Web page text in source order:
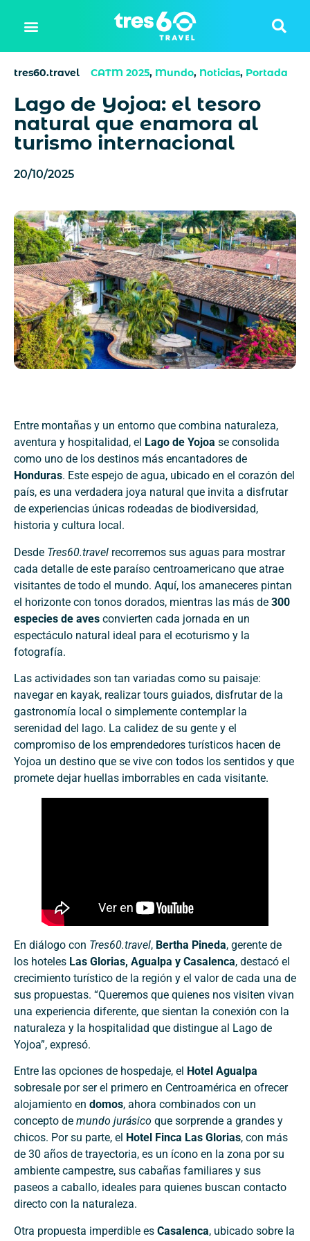
tres60.travel CATM 2025, Mundo, Noticias, Portada
Lago de Yojoa: el tesoro
natural que enamora al
turismo internacional
20/10/2025
Entre montañas y un entorno que combina naturaleza,
aventura y hospitalidad, el Lago de Yojoa se consolida
como uno de los destinos más encantadores de
Honduras. Este espejo de agua, ubicado en el corazón del
país, es una verdadera joya natural que invita a disfrutar
de experiencias únicas rodeadas de biodiversidad,
historia y cultura local.
Desde Tres60.travel recorremos sus aguas para mostrar
cada detalle de este paraíso centroamericano que atrae
visitantes de todo el mundo. Aquí, los amaneceres pintan
el horizonte con tonos dorados, mientras las más de 300
especies de aves convierten cada jornada en un
espectáculo natural ideal para el ecoturismo y la
fotografía.
Las actividades son tan variadas como su paisaje:
navegar en kayak, realizar tours guiados, disfrutar de la
gastronomía local o simplemente contemplar la
serenidad del lago. La calidez de su gente y el
compromiso de los emprendedores turísticos hacen de
Yojoa un destino que se vive con todos los sentidos y que
promete dejar huellas imborrables en cada visitante.
En diálogo con Tres60.travel, Bertha Pineda, gerente de
los hoteles Las Glorias, Agualpa y Casalenca, destacó el
crecimiento turístico de la región y el valor de cada una de
sus propuestas. “Queremos que quienes nos visiten vivan
una experiencia diferente, que sientan la conexión con la
naturaleza y la hospitalidad que distingue al Lago de
Yojoa”, expresó.
Entre las opciones de hospedaje, el Hotel Agualpa
sobresale por ser el primero en Centroamérica en ofrecer
alojamiento en domos, ahora combinados con un
concepto de mundo jurásico que sorprende a grandes y
chicos. Por su parte, el Hotel Finca Las Glorias, con más
de 30 años de trayectoria, es un ícono en la zona por su
ambiente campestre, sus cabañas familiares y sus
paseos a caballo, ideales para quienes buscan contacto
directo con la naturaleza.
Otra propuesta imperdible es Casalenca, ubicado sobre la